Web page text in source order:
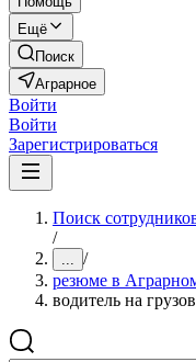
Ещё
Поиск
Аграрное
Войти
Войти
Зарегистрироваться
Поиск
/
... /
резюме в
водитель на